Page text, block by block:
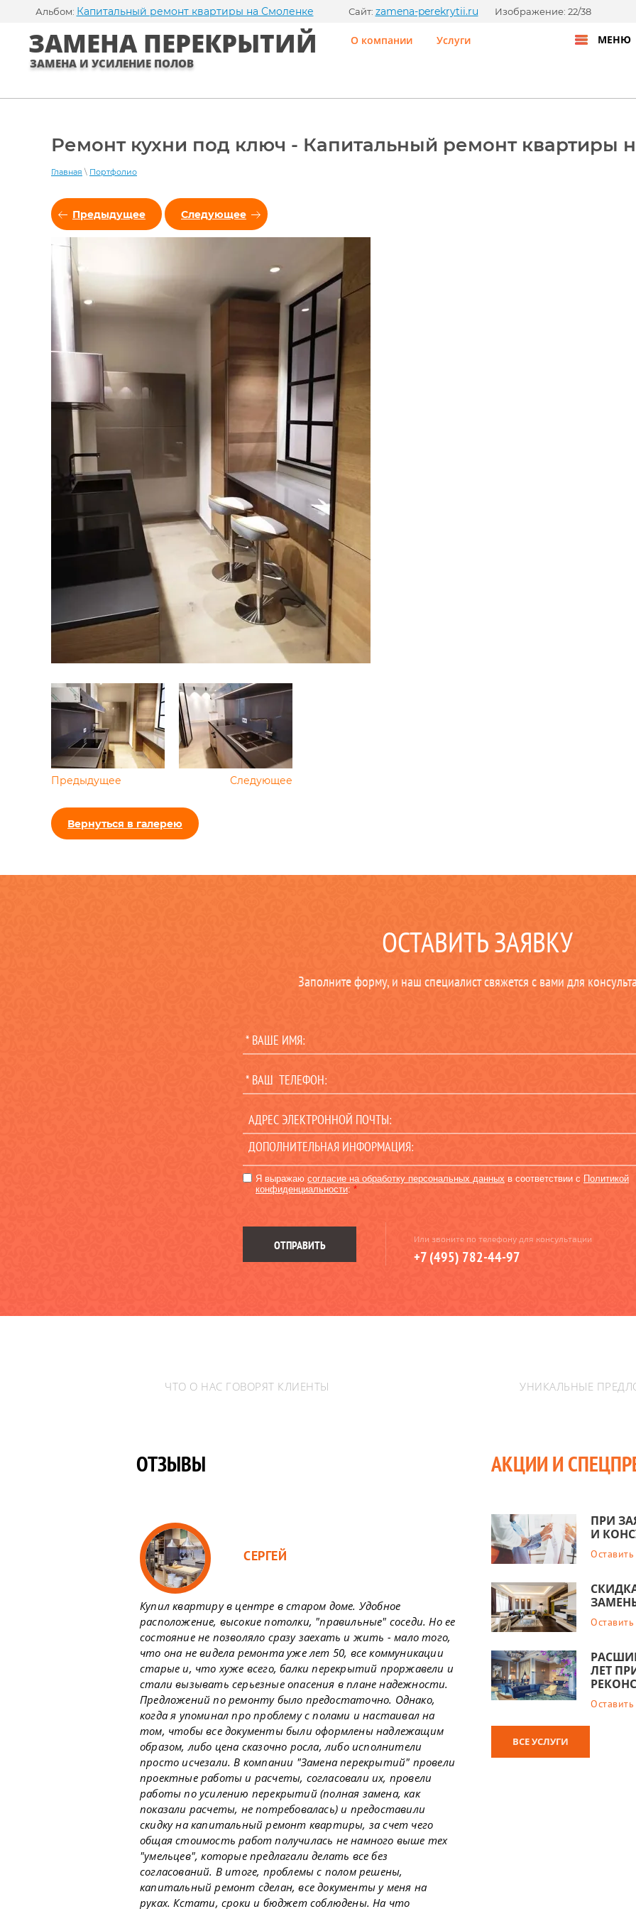
ЗАМЕНА ПЕРЕКРЫТИЙ
ЗАМЕНА И УСИЛЕНИЕ ПОЛОВ
О компании Услуги МЕНЮ
Ремонт кухни под ключ - Капитальный ремонт квартиры
Главная \ Портфолио
Альбом: Капитальный ремонт квартиры на Смоленке Сайт: zamena-perekrytii.ru Изображение: 22/38
Предыдущее Следующее
Предыдущее Следующее
Вернуться в галерею
ОСТАВИТЬ ЗАЯВКУ
Заполните форму, и наш специалист свяжется с вами для
Я выражаю согласие на обработку персональных данных в соответствии с Политикой
конфиденциальности: *
ОТПРАВИТЬ Или звоните по телефону для консультации
+7 (495) 782-44-97
ЧТО О НАС ГОВОРЯТ КЛИЕНТЫ
ОТЗЫВЫ
СЕРГЕЙ
Купил квартиру в центре в старом доме. Удобное
расположение, высокие потолки, "правильные" соседи. Но ее
состояние не позволяло сразу заехать и жить - мало того,
что она не видела ремонта уже лет 50, все коммуникации
старые и, что хуже всего, балки перекрытий проржавели и
стали вызывать серьезные опасения в плане надежности.
Предложений по ремонту было предостаточно. Однако,
когда я упоминал про проблему с полами и настаивал на
том, чтобы все документы были оформлены надлежащим
образом, либо цена сказочно росла, либо исполнители
просто исчезали. В компании "Замена перекрытий" провели
проектные работы и расчеты, согласовали их, провели
работы по усилению перекрытий (полная замена, как
показали расчеты, не потребовалась) и предоставили
скидку на капитальный ремонт квартиры, за счет чего
общая стоимость работ получилась не намного выше тех
"умельцев", которые предлагали делать все без
согласований. В итоге, проблемы с полом решены,
капитальный ремонт сделан, все документы у меня на
руках. Кстати, сроки и бюджет соблюдены. На что
УНИКАЛЬНЫЕ
АКЦИИ И
ПРИ
И
ЛЕТ
ВСЕ УСЛУГИ